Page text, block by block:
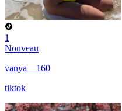
1
Nouveau
vanya__160
tiktok